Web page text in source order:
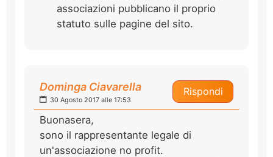
associazioni pubblicano il proprio
statuto sulle pagine del sito.
Rispondi
Dominga Ciavarella
30 Agosto 2017 alle 17:53
Buonasera,
sono il rappresentante legale di
un'associazione no profit.